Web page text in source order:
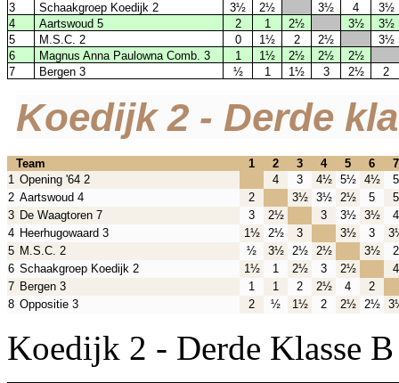
3
Schaakgroep Koedijk 2 3½ 2½ 3½ 4
3½
4
Aartswoud 5 2 1 2½ 3½
3½
5
M.S.C. 2 0 1½ 2 2½
3½
6
Magnus Anna Paulowna Comb. 3 1 1½ 2½ 2½
2½
7
Bergen 3 ½ 1 1½ 3 2½ 2
Koedijk 2 - Derde
Team 1 2 3 4 5 6
7
1 Opening '64 2 4 3 4½ 5½ 4½
5
2 Aartswoud 4 2 3½ 3½ 2½ 5
5
3 De Waagtoren 7 3 2½ 3 3½ 3½
4
4 Heerhugowaard 3 1½ 2½ 3 3½ 3
5 M.S.C. 2 ½ 3½ 2½ 2½ 3½
2
6 Schaakgroep Koedijk 2 1½ 1 2½ 3 2½
4
7 Bergen 3 1 1 2 2½ 4
2
8 Oppositie 3 2 ½ 1½ 2 2½ 2½
Koedijk 2 - Derde Klasse